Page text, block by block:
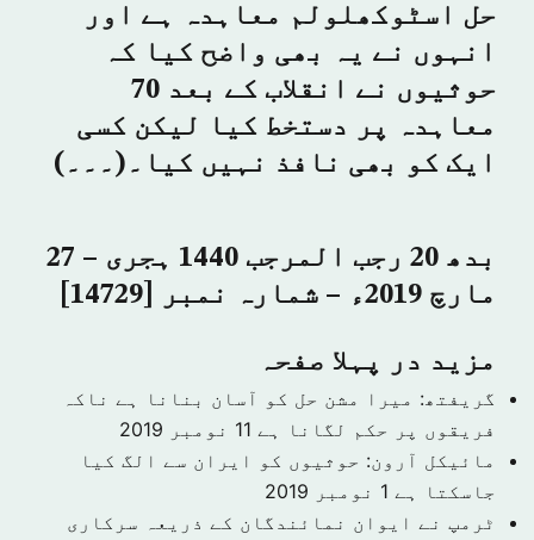
حل اسٹوکھلولم معاہدہ ہے اور
انہوں نے یہ بھی واضح کیا کہ
حوثیوں نے انقلاب کے بعد 70
معاہدہ پر دستخط کیا لیکن کسی
ایک کو بھی نافذ نہیں کیا۔(۔۔۔)
بدھ 20 رجب المرجب 1440 ہجری – 27
مارچ 2019ء – شمارہ نمبر [14729]
مزید در پہلا صفحہ
گریفتھ: میرا مشن حل کو آسان بنانا ہے ناکہ
فریقوں پر حکم لگانا ہے 11 نومبر 2019
مائیکل آرون: حوثیوں کو ایران سے الگ کیا
جاسکتا ہے 1 نومبر 2019
ٹرمپ نے ایوان نمائندگان کے ذریعہ سرکاری